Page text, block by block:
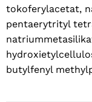
tokoferylacetat,
pentaerytrityl
butylfenyl